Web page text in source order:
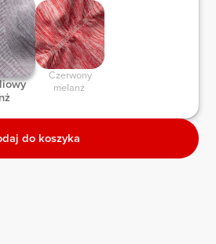
melanż
do koszyka